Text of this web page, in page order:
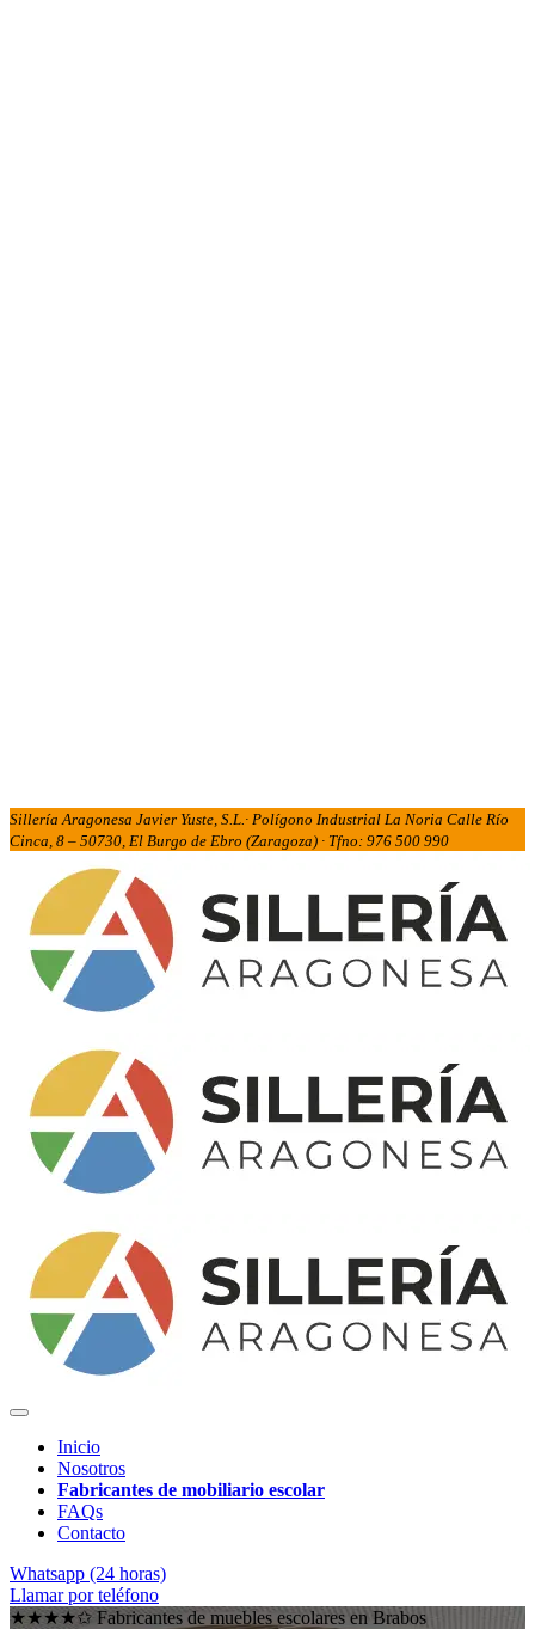
Sillería Aragonesa Javier Yuste, S.L.· Polígono Industrial La Noria Calle Río
Cinca, 8 – 50730, El Burgo de Ebro (Zaragoza) · Tfno: 976 500 990
Inicio
Nosotros
Fabricantes de mobiliario escolar
FAQs
Contacto
Whatsapp (24 horas)
Llamar por teléfono
★★★★✩ Fabricantes de muebles escolares en Brabos